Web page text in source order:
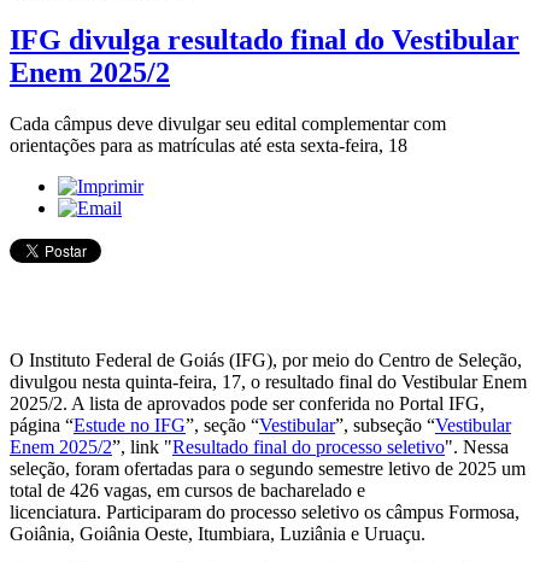
IFG divulga resultado final do Vestibular
Enem 2025/2
Cada câmpus deve divulgar seu edital complementar com
orientações para as matrículas até esta sexta-feira, 18
O Instituto Federal de Goiás (IFG), por meio do Centro de Seleção,
divulgou nesta quinta-feira, 17, o resultado final do Vestibular Enem
2025/2. A lista de aprovados pode ser conferida no Portal IFG,
página “Estude no IFG”, seção “Vestibular”, subseção “Vestibular
Enem 2025/2”, link "Resultado final do processo seletivo". Nessa
seleção, foram ofertadas para o segundo semestre letivo de 2025 um
total de 426 vagas, em cursos de bacharelado e
licenciatura. Participaram do processo seletivo os câmpus Formosa,
Goiânia, Goiânia Oeste, Itumbiara, Luziânia e Uruaçu.